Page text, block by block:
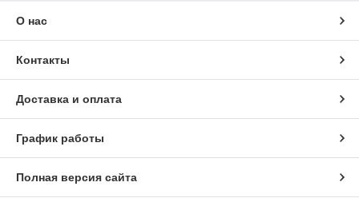
О нас
Контакты
Доставка и оплата
График работы
Полная версия сайта